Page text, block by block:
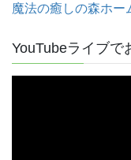
魔法の癒しの森ホ
YouTubeライブで